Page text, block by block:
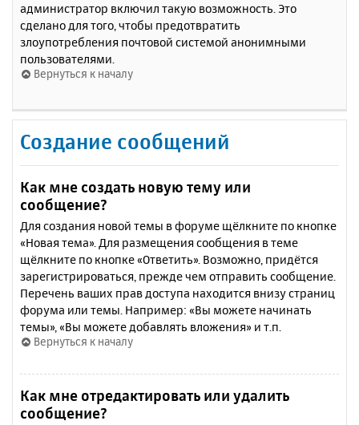
администратор включил такую возможность. Это
сделано для того, чтобы предотвратить
злоупотребления почтовой системой анонимными
пользователями.
Вернуться к началу
Создание сообщений
Как мне создать новую тему или
сообщение?
Для создания новой темы в форуме щёлкните по кнопке
«Новая тема». Для размещения сообщения в теме
щёлкните по кнопке «Ответить». Возможно, придётся
зарегистрироваться, прежде чем отправить сообщение.
Перечень ваших прав доступа находится внизу страниц
форума или темы. Например: «Вы можете начинать
темы», «Вы можете добавлять вложения» и т.п.
Вернуться к началу
Как мне отредактировать или удалить
сообщение?